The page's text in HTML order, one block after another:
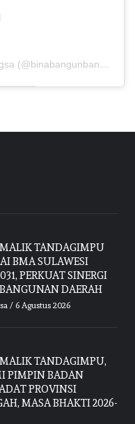
A post shared by Bina Bangun Bangsa (@binabangunbangsa)
TANDAGIMPU
BMA SULAWESI
PERKUAT SINERGI
DAERAH
/ 6 Agustus 2026
TANDAGIMPU,
PIMPIN BADAN
PROVINSI
MASA BHAKTI 2026-